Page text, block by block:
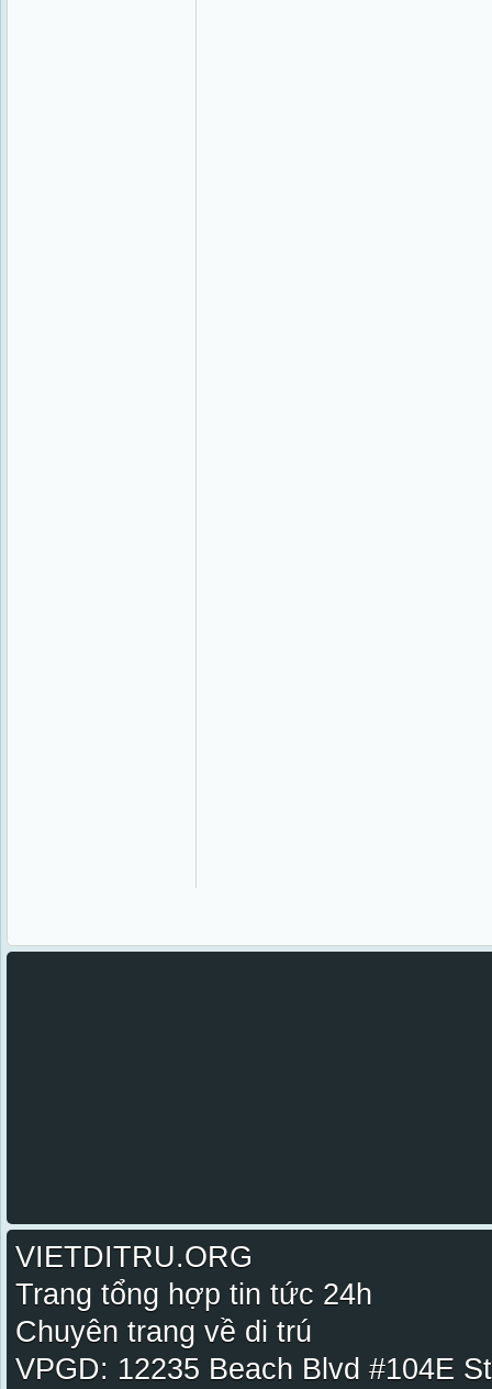
VIETDITRU.ORG
Trang tổng hợp tin tức 24h
Chuyên trang về di trú
VPGD: 12235 Beach Blvd #104E